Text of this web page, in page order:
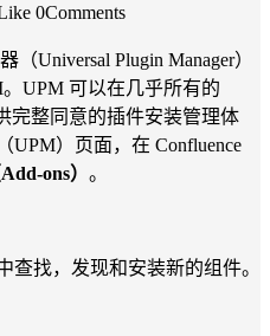
0Comments
Universal Plugin Manager）
UPM 可以在几乎所有的
完整同意的插件安装管理体
）页面，在 Confluence
ons） 。
查找，发现和安装新的组件。